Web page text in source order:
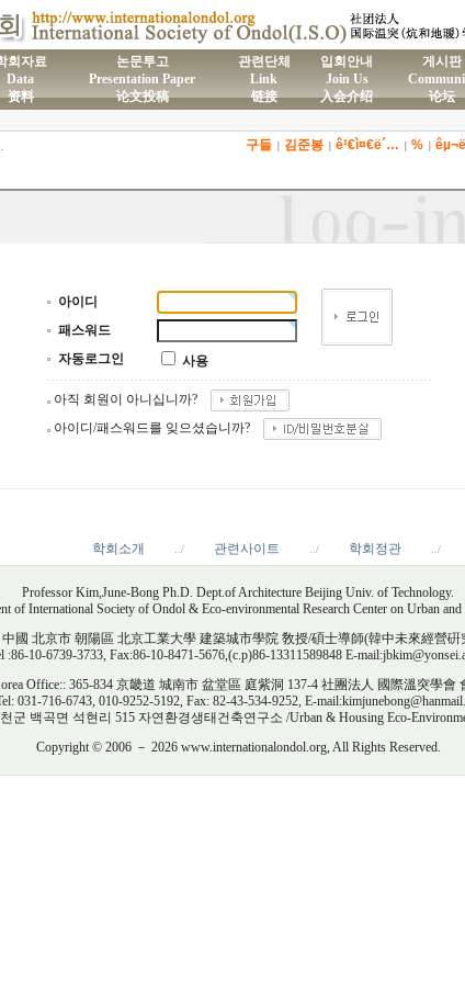
회자료
Data
资料
논문투고
Presentation Paper
论文投稿
관련단체
Link
链接
입회안내
Join Us
入会介绍
게시판
论坛
적 명세서
구들 김준봉 ê¹€ì¤€ë´… %
아이디
패스워드
자동로그인
사용
아직 회원이 아니십니까?
아이디/패스워드를 잊으셨습니까?
학회소개 ../ 관련사이트 ../ 학회정관 ../
Professor Kim,June-Bong Ph.D. Dept.of Architecture Beijing Univ. of Technology.
of International Society of Ondol & Eco-environmental Research Center on Urban
中國 北京市 朝陽區 北京工業大學 建築城市學院 敎授/碩士導師(韓中未來經營
:86-10-6739-3733, Fax:86-10-8471-5676,(c.p)86-13311589848 E-
Office:: 365-834 京畿道 城南市 盆堂區 庭紫洞 137-4 社團法人 國際溫突學會
031-716-6743, 010-9252-5192, Fax: 82-43-534-9252, E-
군 백곡면 석현리 515 자연환경생태건축연구소 /Urban & Housing Eco-
Copyright © 2006 － 2026 www.internationalondol.org, All Rights Reserved.